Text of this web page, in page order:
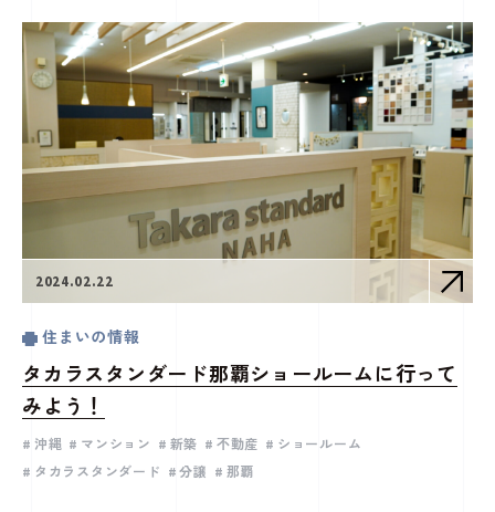
2024.02.22
住まいの情報
タカラスタンダード那覇ショールームに行って
みよう！
沖縄 マンション 新築 不動産
ショールーム
タカラスタンダード
分譲 那覇